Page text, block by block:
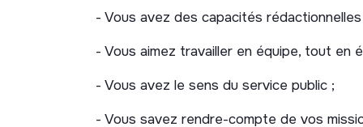
- Élaboration et réalisation d’actions de
- Diffusion des documents de
création.
- Aide à la mise en place et suivi d’action
- Vous avez des capacités rédactionnelles
- Vous aimez travailler en équipe, tout en
- Vous avez le sens du service public ;
- Vous savez rendre-compte de vos